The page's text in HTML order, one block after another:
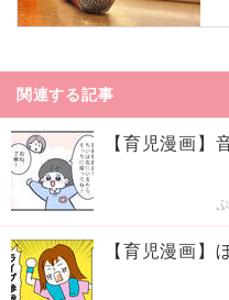
関連する記事
【育児漫画】
【育児漫画】